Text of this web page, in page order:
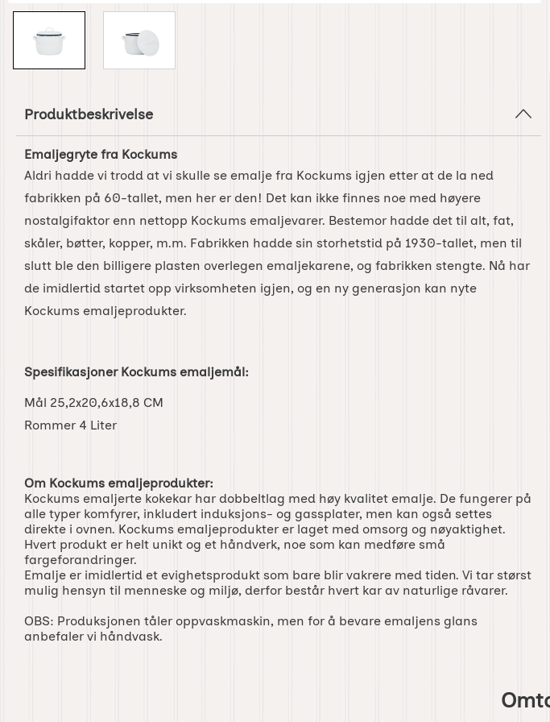
Produktbeskrivelse
Emaljegryte fra Kockums
Aldri hadde vi trodd at vi skulle se emalje fra Kockums igjen etter at de la ned
fabrikken på 60-tallet, men her er den! Det kan ikke finnes noe med høyere
nostalgifaktor enn nettopp Kockums emaljevarer. Bestemor hadde det til alt, fat,
skåler, bøtter, kopper, m.m. Fabrikken hadde sin storhetstid på 1930-tallet, men til
slutt ble den billigere plasten overlegen emaljekarene, og fabrikken stengte. Nå har
de imidlertid startet opp virksomheten igjen, og en ny generasjon kan nyte
Kockums emaljeprodukter.
Spesifikasjoner Kockums emaljemål:
Mål 25,2x20,6x18,8 CM
Rommer 4 Liter
Om Kockums emaljeprodukter:
Kockums emaljerte kokekar har dobbeltlag med høy kvalitet emalje. De fungerer på
alle typer komfyrer, inkludert induksjons- og gassplater, men kan også settes
direkte i ovnen. Kockums emaljeprodukter er laget med omsorg og nøyaktighet.
Hvert produkt er helt unikt og et håndverk, noe som kan medføre små
fargeforandringer.
Emalje er imidlertid et evighetsprodukt som bare blir vakrere med tiden. Vi tar størst
mulig hensyn til menneske og miljø, derfor består hvert kar av naturlige råvarer.
OBS: Produksjonen tåler oppvaskmaskin, men for å bevare emaljens glans
anbefaler vi håndvask.